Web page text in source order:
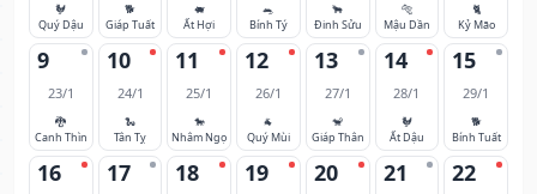
🐓
Quý Dậu
🐕
Giáp Tuất
🐖
Ất Hợi
🐀
Bính Tý
🐂
Đinh Sửu
🐅
Mậu Dần
🐈
Kỷ Mão
9
23/1
🐉
Canh Thìn
10
24/1
🐍
Tân Tỵ
11
25/1
🐎
Nhâm Ngọ
12
26/1
🐐
Quý Mùi
13
27/1
🐒
Giáp Thân
14
28/1
🐓
Ất Dậu
15
29/1
🐕
Bính Tuất
16 17 18 19 20 21 22